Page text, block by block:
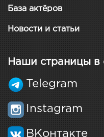
База актёров
Новости и статьи
Наши страницы в
Telegram
Instagram
ВКонтакте